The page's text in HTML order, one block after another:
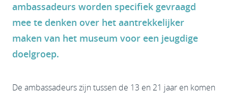
ambassadeurs worden specifiek gevraagd
mee te denken over het aantrekkelijker
maken van het museum voor een jeugdige
doelgroep.
De ambassadeurs zijn tussen de 13 en 21 jaar en komen